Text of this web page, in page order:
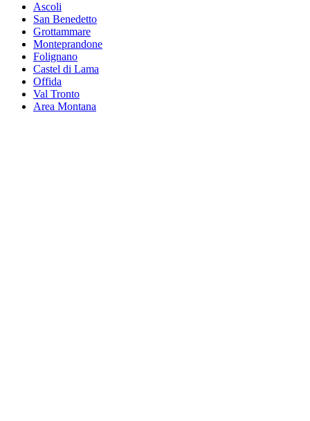
Ascoli
San Benedetto
Grottammare
Monteprandone
Folignano
Castel di Lama
Offida
Val Tronto
Area Montana